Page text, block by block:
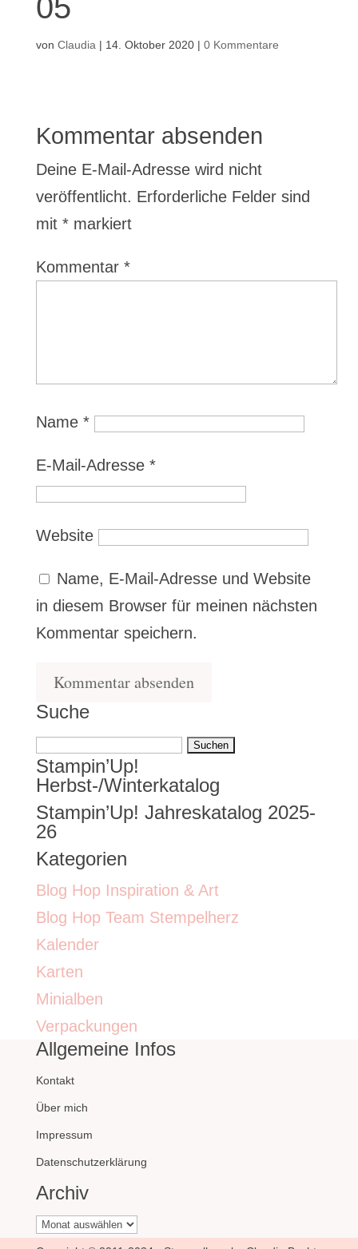
05
von Claudia | 14. Oktober 2020| 0 Kommentare
Kommentar absenden
Deine E-Mail-Adresse wird nicht
veröffentlicht. Erforderliche Felder sind
mit *markiert
Kommentar *
Name *
E-Mail-Adresse *
Website
Name, E-Mail-Adresse und Website
in diesem Browser für meinen nächsten
Kommentar speichern.
Suche
Suchen
nach:
Stampin’Up!
Herbst-/Winterkatalog
Stampin’Up! Jahreskatalog 2025-
26
Kategorien
Blog Hop Inspiration & Art
Blog Hop Team Stempelherz
Kalender
Karten
Minialben
Verpackungen
Allgemeine Infos
Kontakt
Über mich
Impressum
Datenschutzerklärung
Archiv
Archiv